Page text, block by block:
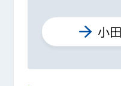
小